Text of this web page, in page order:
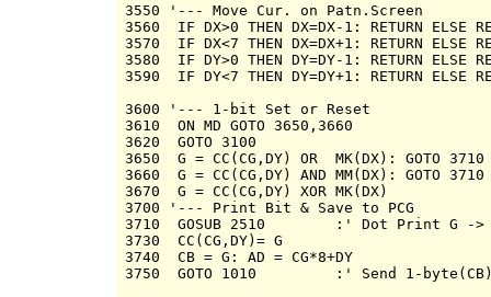
3550 '--- Move Cur. on Patn.Screen
3560  IF DX>0 THEN DX=DX-1: RETURN ELSE
3570  IF DX<7 THEN DX=DX+1: RETURN ELSE
3580  IF DY>0 THEN DY=DY-1: RETURN ELSE
3590  IF DY<7 THEN DY=DY+1: RETURN ELSE
3600 '--- 1-bit Set or Reset
3610  ON MD GOTO 3650,3660
3620  GOTO 3100
3650  G = CC(CG,DY) OR  MK(DX): GOTO 3710
3660  G = CC(CG,DY) AND MM(DX): GOTO 3710
3670  G = CC(CG,DY) XOR MK(DX)
3700 '--- Print Bit & Save to PCG
3710  GOSUB 2510        :' Dot Print G ->
3730  CC(CG,DY)= G
3740  CB = G: AD = CG*8+DY
3750  GOTO 1010         :' Send 1-byte(CB)